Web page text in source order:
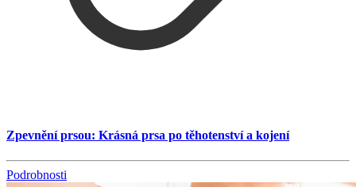
Zpevnění prsou: Krásná prsa po těhotenství a kojení
Podrobnosti